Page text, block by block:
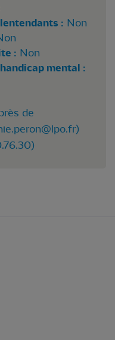
: Non
: Non
mental :
de
)